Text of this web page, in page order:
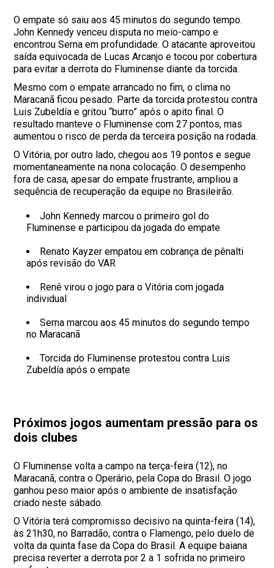
O empate só saiu aos 45 minutos do segundo tempo.
John Kennedy venceu disputa no meio-campo e
encontrou Serna em profundidade. O atacante aproveitou
saída equivocada de Lucas Arcanjo e tocou por cobertura
para evitar a derrota do Fluminense diante da torcida.
Mesmo com o empate arrancado no fim, o clima no
Maracanã ficou pesado. Parte da torcida protestou contra
Luis Zubeldía e gritou “burro” após o apito final. O
resultado manteve o Fluminense com 27 pontos, mas
aumentou o risco de perda da terceira posição na rodada.
O Vitória, por outro lado, chegou aos 19 pontos e segue
momentaneamente na nona colocação. O desempenho
fora de casa, apesar do empate frustrante, ampliou a
sequência de recuperação da equipe no Brasileirão.
John Kennedy marcou o primeiro gol do
Fluminense e participou da jogada do empate
Renato Kayzer empatou em cobrança de pênalti
após revisão do VAR
Renê virou o jogo para o Vitória com jogada
individual
Serna marcou aos 45 minutos do segundo tempo
no Maracanã
Torcida do Fluminense protestou contra Luis
Zubeldía após o empate
Próximos jogos aumentam pressão para os
dois clubes
O Fluminense volta a campo na terça-feira (12), no
Maracanã, contra o Operário, pela Copa do Brasil. O jogo
ganhou peso maior após o ambiente de insatisfação
criado neste sábado.
O Vitória terá compromisso decisivo na quinta-feira (14),
às 21h30, no Barradão, contra o Flamengo, pelo duelo de
volta da quinta fase da Copa do Brasil. A equipe baiana
precisa reverter a derrota por 2 a 1 sofrida no primeiro